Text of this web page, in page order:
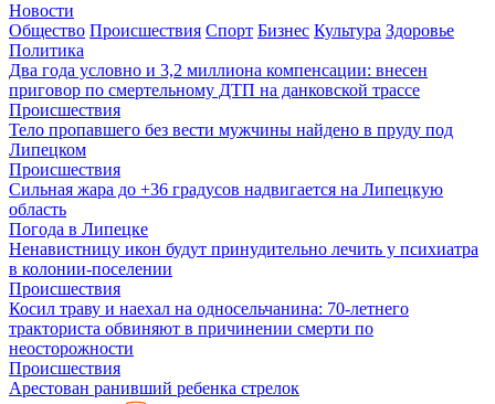
Новости
Общество Происшествия Спорт Бизнес Культура Здоровье
Политика
Два года условно и 3,2 миллиона компенсации: внесен
приговор по смертельному ДТП на данковской трассе
Происшествия
Тело пропавшего без вести мужчины найдено в пруду под
Липецком
Происшествия
Сильная жара до +36 градусов надвигается на Липецкую
область
Погода в Липецке
Ненавистницу икон будут принудительно лечить у психиатра
в колонии-поселении
Происшествия
Косил траву и наехал на односельчанина: 70-летнего
тракториста обвиняют в причинении смерти по
неосторожности
Происшествия
Арестован ранивший ребенка стрелок